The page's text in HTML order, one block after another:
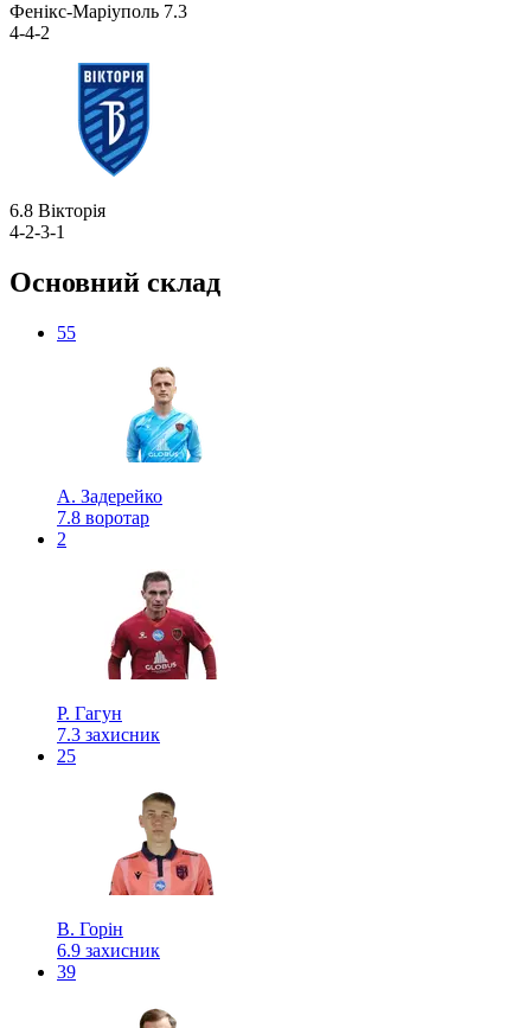
Фенікс-Маріуполь 7.3
4-4-2
6.8 Вікторія
4-2-3-1
Основний склад
55
А. Задерейко
7.8 воротар
2
Р. Гагун
7.3 захисник
25
В. Горін
6.9 захисник
39